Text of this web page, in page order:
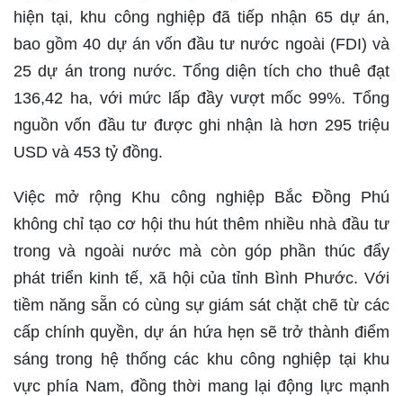
hiện tại, khu công nghiệp đã tiếp nhận 65 dự án,
bao gồm 40 dự án vốn đầu tư nước ngoài (FDI) và
25 dự án trong nước. Tổng diện tích cho thuê đạt
136,42 ha, với mức lấp đầy vượt mốc 99%. Tổng
nguồn vốn đầu tư được ghi nhận là hơn 295 triệu
USD và 453 tỷ đồng.
Việc mở rộng Khu công nghiệp Bắc Đồng Phú
không chỉ tạo cơ hội thu hút thêm nhiều nhà đầu tư
trong và ngoài nước mà còn góp phần thúc đẩy
phát triển kinh tế, xã hội của tỉnh Bình Phước. Với
tiềm năng sẵn có cùng sự giám sát chặt chẽ từ các
cấp chính quyền, dự án hứa hẹn sẽ trở thành điểm
sáng trong hệ thống các khu công nghiệp tại khu
vực phía Nam, đồng thời mang lại động lực mạnh